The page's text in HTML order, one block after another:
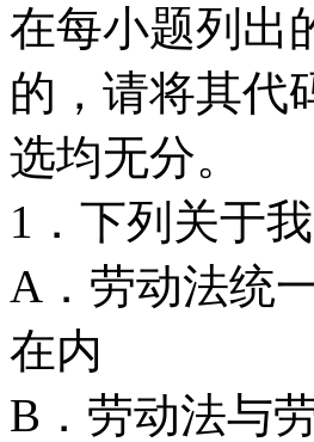
在每小题列出
的，请将其代
选均无分。
1．下列关于
A．劳动法统
在内
B．劳动法与